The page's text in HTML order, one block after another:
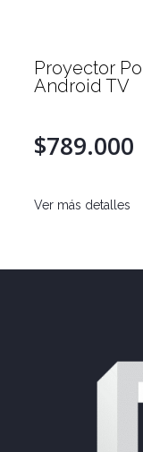
Proyector
Android TV
$789.000
Ver más detalles